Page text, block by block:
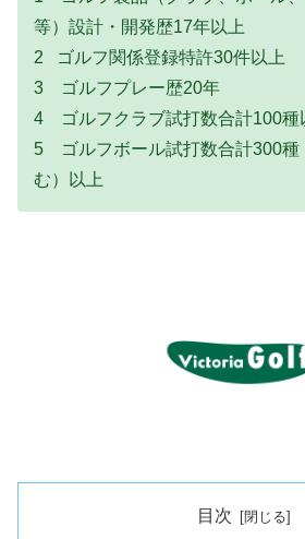
等）設計・開発歴17年以上
2 ゴルフ関係登録特許30件以上
3 ゴルフプレー歴20年
4 ゴルフクラブ試打数合計100種
5 ゴルフボール試打数合計300種
む）以上
目次